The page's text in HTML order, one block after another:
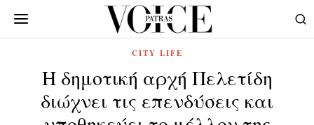
CITY LIFE
Η δημοτική αρχή Πελετίδη
διώχνει τις επενδύσεις και